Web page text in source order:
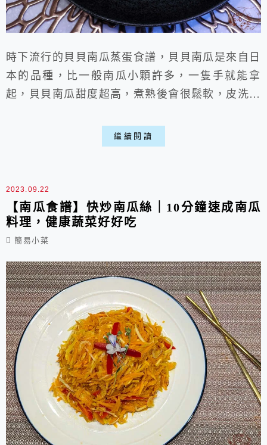
時下流行的貝貝南瓜蒸蛋食譜，貝貝南瓜是來自日
本的品種，比一般南瓜小顆許多，一隻手就能拿
起，貝貝南瓜甜度超高，煮熟後會很鬆軟，皮洗乾
想做甜跟鹹都沒問題，這次做成鹹的並跟蒸蛋結
合，美觀跟美味都能兼顧喵。 其實貝貝南瓜煮法
煮法，不過貝貝南瓜皮很薄，煮熟後皮很軟，直接
吃都沒問題，只要先切開去籽，也難怪網路上直接
蒸、烤的...
繼續閱讀
2023.09.22
【南瓜食譜】快炒南瓜絲｜10分鐘速成南瓜
料理，健康蔬菜好好吃
簡易小菜